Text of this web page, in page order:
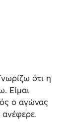
ότι η
Είμαι
ο αγώνας
ανέφερε.